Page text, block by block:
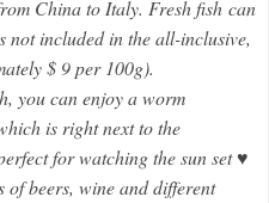
China to Italy. Fresh fish can
not included in the all-inclusive,
$ 9 per 100g).
you can enjoy a worm
is right next to the
for watching the sun set ♥
beers, wine and different